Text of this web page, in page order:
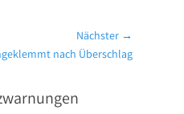
Nächster →
nach Überschlag